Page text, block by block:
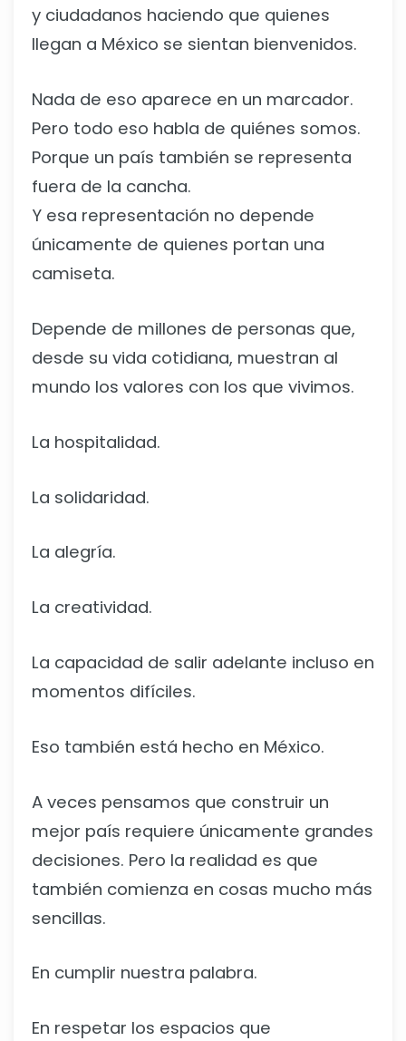
y ciudadanos haciendo que quienes
llegan a México se sientan bienvenidos.
Nada de eso aparece en un marcador.
Pero todo eso habla de quiénes somos.
Porque un país también se representa
fuera de la cancha.
Y esa representación no depende
únicamente de quienes portan una
camiseta.
Depende de millones de personas que,
desde su vida cotidiana, muestran al
mundo los valores con los que vivimos.
La hospitalidad.
La solidaridad.
La alegría.
La creatividad.
La capacidad de salir adelante incluso en
momentos difíciles.
Eso también está hecho en México.
A veces pensamos que construir un
mejor país requiere únicamente grandes
decisiones. Pero la realidad es que
también comienza en cosas mucho más
sencillas.
En cumplir nuestra palabra.
En respetar los espacios que